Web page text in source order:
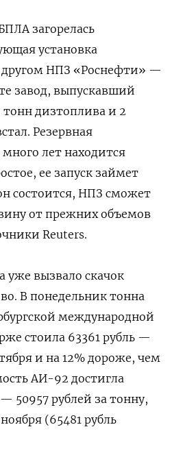
загорелась
установка
другом НПЗ «Роснефти» —
завод, выпускавший
дизтоплива и 2
Резервная
лет находится
ее запуск займет
состоится, НПЗ сможет
от прежних объемов
Reuters.
уже вызвало скачок
В понедельник тонна
международной
стоила 63361 рубль —
и на 12% дороже, чем
АИ-92 достигла
50957 рублей за тонну,
(65481 рубль